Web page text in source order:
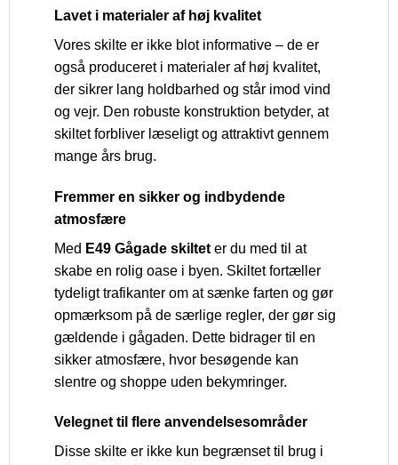
Lavet i materialer af høj kvalitet
Vores skilte er ikke blot informative – de er
også produceret i materialer af høj kvalitet,
der sikrer lang holdbarhed og står imod vind
og vejr. Den robuste konstruktion betyder, at
skiltet forbliver læseligt og attraktivt gennem
mange års brug.
Fremmer en sikker og indbydende
atmosfære
Med E49 Gågade skiltet er du med til at
skabe en rolig oase i byen. Skiltet fortæller
tydeligt trafikanter om at sænke farten og gør
opmærksom på de særlige regler, der gør sig
gældende i gågaden. Dette bidrager til en
sikker atmosfære, hvor besøgende kan
slentre og shoppe uden bekymringer.
Velegnet til flere anvendelsesområder
Disse skilte er ikke kun begrænset til brug i